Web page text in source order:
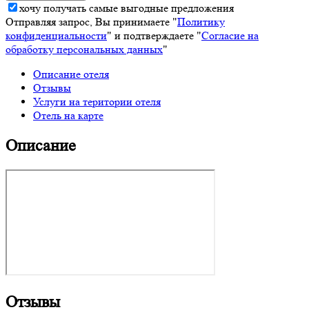
хочу получать самые выгодные предложения
Отправляя запрос, Вы принимаете "Политику
конфиденциальности" и подтверждаете "Согласие на
обработку персональных данных"
Описание отеля
Отзывы
Услуги на територии отеля
Отель на карте
Описание
Отзывы